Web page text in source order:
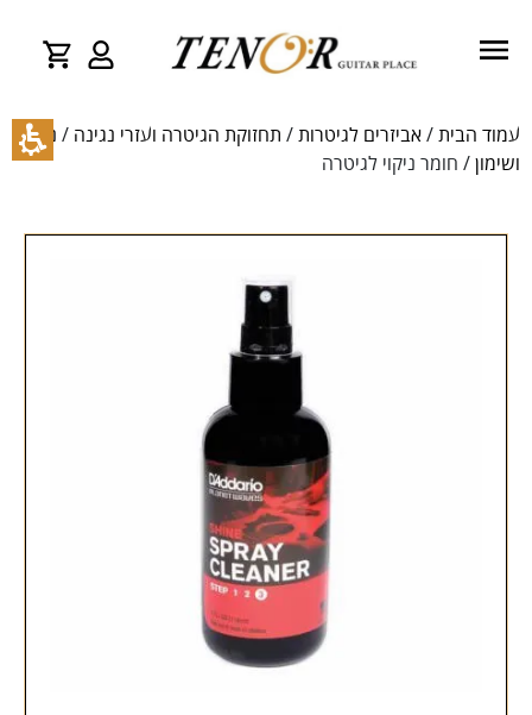
עמוד הבית / אביזרים לגיטרות / תחזוקת הגיטרה ועזרי נגינה / ניקוי
ושימון / חומר ניקוי לגיטרה